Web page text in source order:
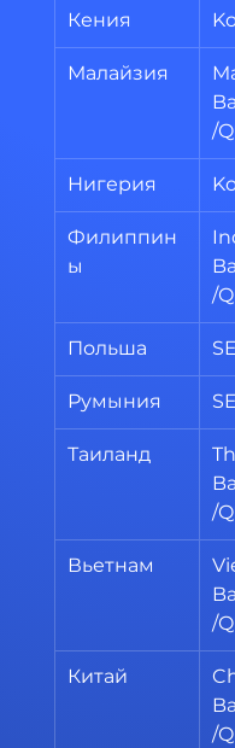
Кения
Малайзия
/
Нигерия
Филиппин
ы
/
Польша
Румыния
Таиланд
/
Вьетнам
/
Китай
/